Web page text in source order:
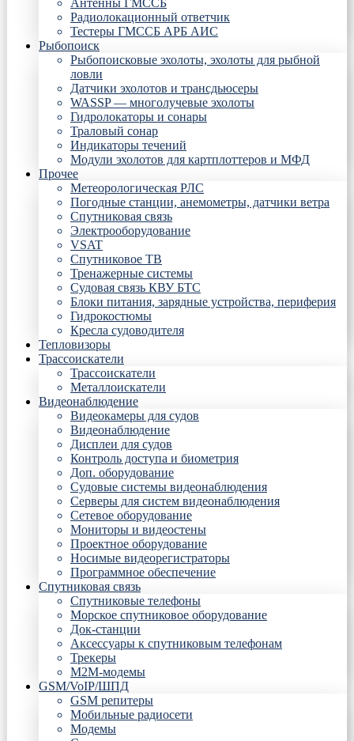
Антенны ГМССБ
Радиолокационный ответчик
Тестеры ГМССБ АРБ АИС
Рыбопоиск
Рыбопоисковые эхолоты, эхолоты для рыбной
ловли
Датчики эхолотов и трансдьюсеры
WASSP — многолучевые эхолоты
Гидролокаторы и сонары
Траловый сонар
Индикаторы течений
Модули эхолотов для картплоттеров и МФД
Прочее
Метеорологическая РЛС
Погодные станции, анемометры, датчики ветра
Спутниковая связь
Электрооборудование
VSAT
Спутниковое ТВ
Тренажерные системы
Судовая связь КВУ БТС
Блоки питания, зарядные устройства, периферия
Гидрокостюмы
Кресла судоводителя
Тепловизоры
Трассоискатели
Трассоискатели
Металлоискатели
Видеонаблюдение
Видеокамеры для судов
Видеонаблюдение
Дисплеи для судов
Контроль доступа и биометрия
Доп. оборудование
Судовые системы видеонаблюдения
Серверы для систем видеонаблюдения
Сетевое оборудование
Мониторы и видеостены
Проектное оборудование
Носимые видеорегистраторы
Программное обеспечение
Спутниковая связь
Спутниковые телефоны
Морское спутниковое оборудование
Док-станции
Аксессуары к спутниковым телефонам
Трекеры
М2М-модемы
GSM/VoIP/ШПД
GSM репитеры
Мобильные радиосети
Модемы